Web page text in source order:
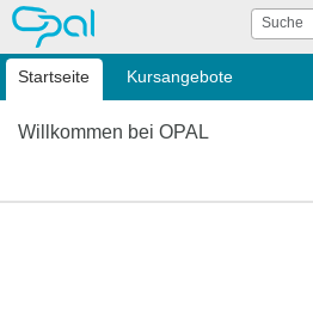
OPAL Suche
Startseite Kursangebote
Willkommen bei OPAL